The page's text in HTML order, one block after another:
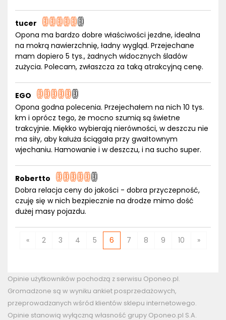
tucer
Opona ma bardzo dobre właściwości jezdne, idealna
na mokrą nawierzchnię, ładny wygląd. Przejechane
mam dopiero 5 tys., żadnych widocznych śladów
zużycia. Polecam, zwłaszcza za taką atrakcyjną cenę.
EGO
Opona godna polecenia. Przejechałem na nich 10 tys.
km i oprócz tego, że mocno szumią są świetne
trakcyjnie. Miękko wybierają nierówności, w deszczu nie
ma siły, aby kałuża ściągała przy gwałtownym
wjechaniu. Hamowanie i w deszczu, i na sucho super.
Robertto
Dobra relacja ceny do jakości - dobra przyczepność,
czuję się w nich bezpiecznie na drodze mimo dość
dużej masy pojazdu.
« 2 3 4 5 6 7 8 9 10 »
Opinie użytkowników pochodzą z serwisu Oponeo.pl.
Gromadzone są w wyniku ankiet posprzedażowych,
przeprowadzanych wśród klientów sklepu internetowego.
Opinie stanowią wyłączną własność grupy Oponeo.pl S.A.